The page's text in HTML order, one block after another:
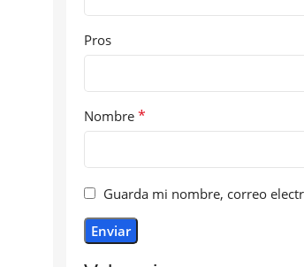
Pros
Nombre *
Guarda mi nombre, correo